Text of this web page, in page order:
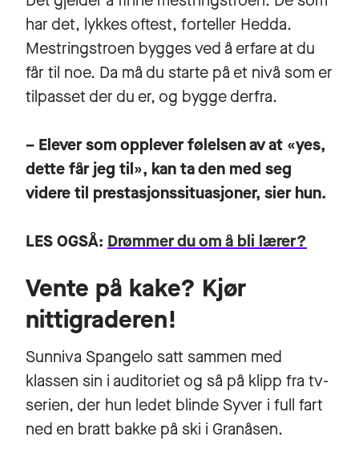
har det, lykkes oftest, forteller Hedda.
Mestringstroen bygges ved å erfare at du
får til noe. Da må du starte på et nivå som er
tilpasset der du er, og bygge derfra.
– Elever som opplever følelsen av at «yes,
dette får jeg til», kan ta den med seg
videre til prestasjonssituasjoner, sier hun.
LES OGSÅ: Drømmer du om å bli lærer?
Vente på kake? Kjør
nittigraderen!
Sunniva Spangelo satt sammen med
klassen sin i auditoriet og så på klipp fra tv-
serien, der hun ledet blinde Syver i full fart
ned en bratt bakke på ski i Granåsen.